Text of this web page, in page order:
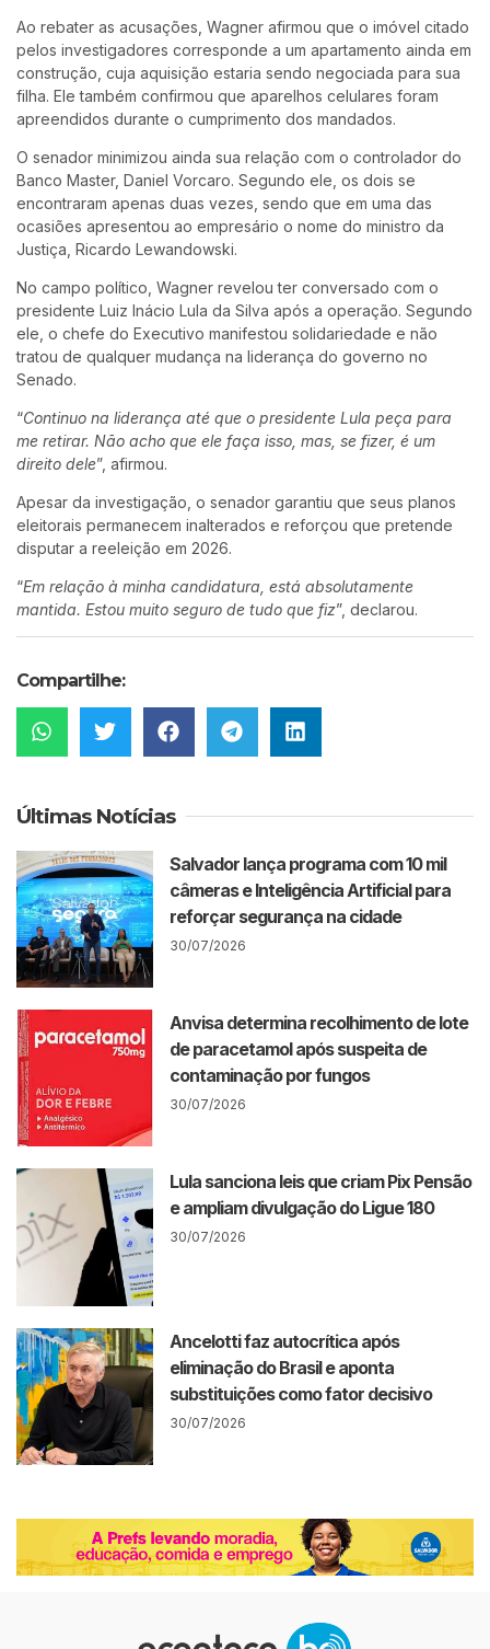
Ao rebater as acusações, Wagner afirmou que o imóvel citado
pelos investigadores corresponde a um apartamento ainda em
construção, cuja aquisição estaria sendo negociada para sua
filha. Ele também confirmou que aparelhos celulares foram
apreendidos durante o cumprimento dos mandados.
O senador minimizou ainda sua relação com o controlador do
Banco Master, Daniel Vorcaro. Segundo ele, os dois se
encontraram apenas duas vezes, sendo que em uma das
ocasiões apresentou ao empresário o nome do ministro da
Justiça, Ricardo Lewandowski.
No campo político, Wagner revelou ter conversado com o
presidente Luiz Inácio Lula da Silva após a operação. Segundo
ele, o chefe do Executivo manifestou solidariedade e não
tratou de qualquer mudança na liderança do governo no
Senado.
“Continuo na liderança até que o presidente Lula peça para
me retirar. Não acho que ele faça isso, mas, se fizer, é um
direito dele”, afirmou.
Apesar da investigação, o senador garantiu que seus planos
eleitorais permanecem inalterados e reforçou que pretende
disputar a reeleição em 2026.
“Em relação à minha candidatura, está absolutamente
mantida. Estou muito seguro de tudo que fiz”, declarou.
Compartilhe:
Últimas Notícias
Salvador lança programa com 10 mil
câmeras e Inteligência Artificial para
reforçar segurança na cidade
30/07/2026
Anvisa determina recolhimento de lote
de paracetamol após suspeita de
contaminação por fungos
30/07/2026
Lula sanciona leis que criam Pix Pensão
e ampliam divulgação do Ligue 180
30/07/2026
Ancelotti faz autocrítica após
eliminação do Brasil e aponta
substituições como fator decisivo
30/07/2026